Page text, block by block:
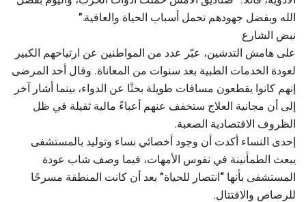
الله وبفضل جهودهم تحمل أسباب الحياة والعافية.”
نبض الشارع
على هامش التدشين، عبّر عدد من المواطنين عن ارتياحهم الكبير
لعودة الخدمات الطبية بعد سنوات من المعاناة. وقال أحد المرضى
إنهم كانوا يقطعون مسافات طويلة بحثًا عن الدواء، بينما أشار آخر
إلى أن مجانية العلاج ستخفف عنهم أعباءً مالية ثقيلة في ظل
الظروف الاقتصادية الصعبة.
إحدى النساء أكدت أن وجود أخصائي نساء وتوليد بالمستشفى
يبعث الطمأنينة في نفوس الأمهات، فيما وصف شاب عودة
المستشفى بأنها “انتصار للحياة” بعد أن كانت المنطقة مسرحًا
للرصاص والاقتتال.